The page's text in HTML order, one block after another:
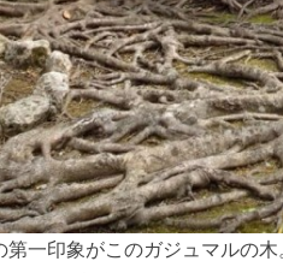
第一印象がこのガジュマルの